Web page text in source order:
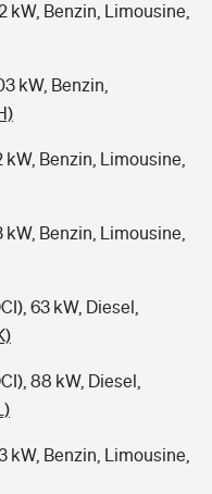
kW, Benzin, Limousine,
kW, Benzin,
kW, Benzin, Limousine,
kW, Benzin, Limousine,
63 kW, Diesel,
88 kW, Diesel,
kW, Benzin, Limousine,